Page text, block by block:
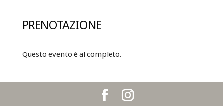
PRENOTAZIONE
Questo evento è al completo.